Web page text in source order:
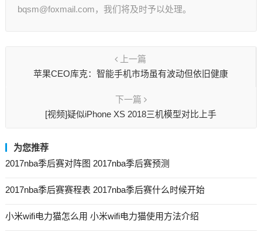
bqsm@foxmail.com，我们将及时予以处理。
上一篇
苹果CEO库克：智能手机市场虽有波动但依旧健康
下一篇
[视频]疑似iPhone XS 2018三机模型对比上手
为您推荐
2017nba季后赛对阵图 2017nba季后赛预测
2017nba季后赛赛程表 2017nba季后赛什么时候开始
小米wifi电力猫怎么用 小米wifi电力猫使用方法介绍